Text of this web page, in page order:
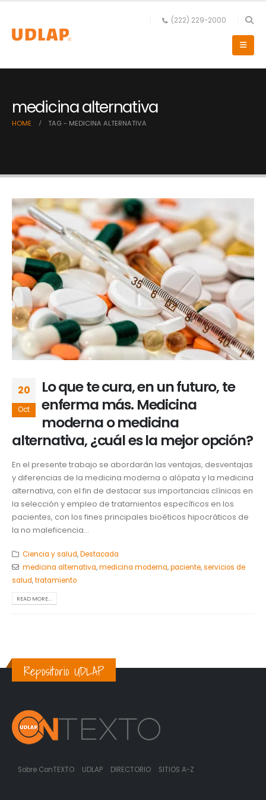
(222) 229-2000
medicina alternativa
HOME TAG - MEDICINA ALTERNATIVA
20
Oct
Lo que te cura, en un futuro, te
enferma más. Medicina
moderna o medicina
alternativa, ¿cuál es la mejor opción?
En el presente trabajo se abordarán las ventajas, desventajas
y diferencias de la medicina moderna o alópata y la medicina
alternativa, con el fin de destacar sus importancias clínicas en
la selección y empleo de tratamientos específicos en los
pacientes, con los fines principales bioéticos hipocráticos de
la no maleficencia...
Ciencia y salud,Destacada
medicina alternativa,medicina moderna,paciente,servicios de
salud,tratamiento
READ MORE...
Repositorio UDLAP
Sobre ConTEXTO UDLAP DIRECTORIO SITIOS A-Z